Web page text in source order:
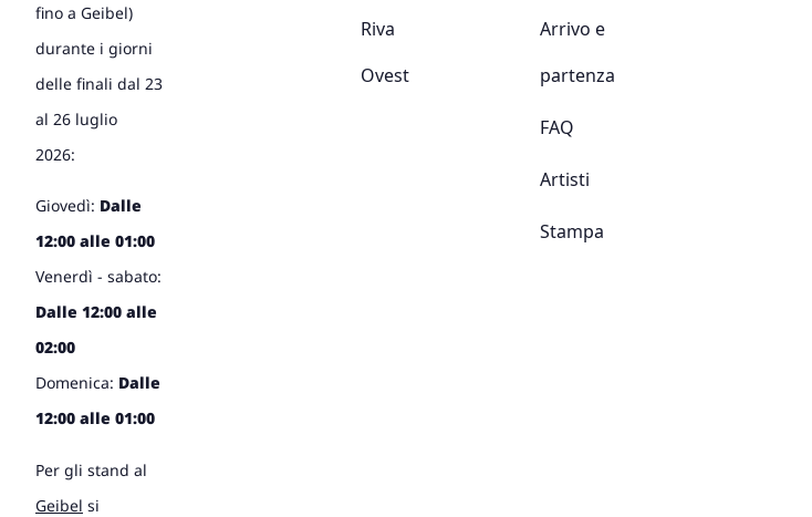
fino a Geibel)
durante i giorni
delle finali dal 23
al 26 luglio
2026:
Giovedì: Dalle
12:00 alle 01:00
Venerdì - sabato:
Dalle 12:00 alle
02:00
Domenica: Dalle
12:00 alle 01:00
Per gli stand al
Geibel si
Riva
Ovest
Arrivo e
partenza
FAQ
Artisti
Stampa